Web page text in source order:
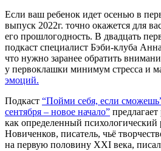
Если ваш ребенок идет осенью в
выпуск 2022г. точно окажется для
его прошлогодность. В двадцать
подкаст специалист Бэби-клуба
что нужно заранее обратить
у первоклашки минимум стресса и
эмоций.
Подкаст “Пойми себя, если
сентября – новое начало” предлагает
как определенный
Новиченков, писатель, чьё
на первую половину XXI века, писал